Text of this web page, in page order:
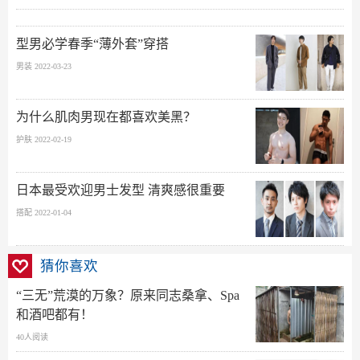
型男必学春季“薄外套”穿搭
男装 2022-03-23
为什么肌肉男现在都喜欢美黑？
护肤 2022-02-19
日本最受欢迎男士发型 清爽感很重要
搭配 2022-01-04
猜你喜欢
“三无”荒漠的万象？原来同志桑拿、Spa
和酒吧都有！
40人阅读